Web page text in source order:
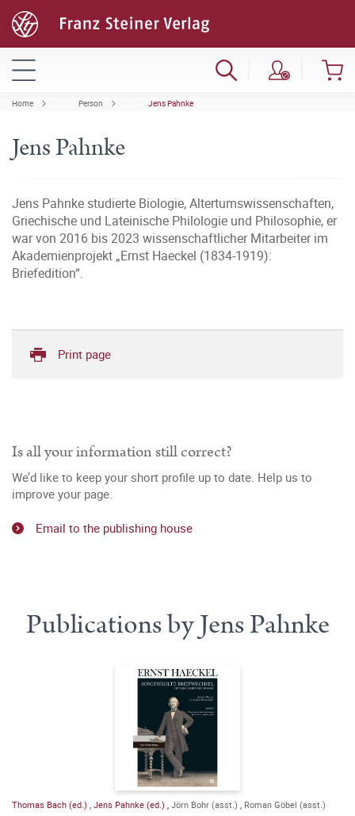
Home Person Jens Pahnke
Jens Pahnke
Jens Pahnke studierte Biologie, Altertumswissenschaften,
Griechische und Lateinische Philologie und Philosophie, er
war von 2016 bis 2023 wissenschaftlicher Mitarbeiter im
Akademienprojekt „Ernst Haeckel (1834-1919):
Briefedition“.
Print page
Is all your information still correct?
We’d like to keep your short profile up to date. Help us to
improve your page.
Email to the publishing house
Publications by Jens Pahnke
Thomas Bach (ed.) Jens Pahnke (ed.) Jörn Bohr (asst.) Roman Göbel (asst.)